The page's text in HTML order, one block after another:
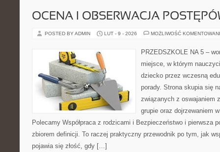
OCENA I OBSERWACJA
POSTED BY ADMIN LUT - 9 - 2026 MOŻLIWOŚĆ
PRZEDSZKOLE NA 5 –
miejsce, w którym
dziecko przez wczesną
porady. Strona skupia się
związanych z oswajaniem
grupie oraz dojrzewaniem
Polecamy Współpraca z rodzicami i Bezpieczeństwo i pierwsza
zbiorem definicji. To raczej praktyczny przewodnik po tym, jak
pojawia się złość, gdy […]